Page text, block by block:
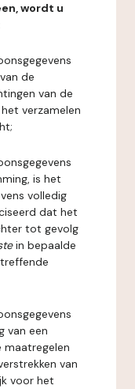
wordt u
de
van de
verzamelen
is het
volledig
dat het
tot gevolg
in bepaalde
van een
van
voor het